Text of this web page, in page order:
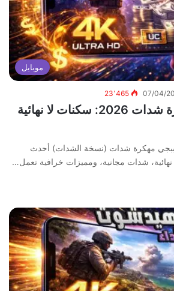
موبايل
07/04/ 23٬465
تحميل ببجي مهكرة شدات 2026: سكنات لا نهائية
مهكرة شدات (نسخة الشدات) أحدث
شدات مجانية، ومميزات خرافية تعمل…